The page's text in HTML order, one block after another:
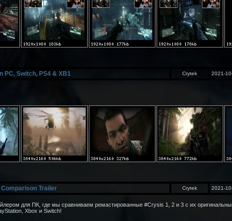
PC, Switch, PS4 & XB1 Crytek 2021-
Trailer Crytek 2021-
для ПК, где мы сравниваем ремастированные #Crysis 1, 2 и 3 с их
Xbox и Switch!